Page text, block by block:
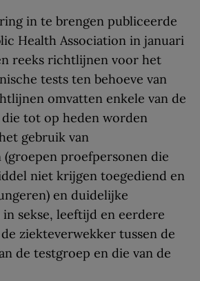
in te brengen publiceerde
Health Association in januari
reeks richtlijnen voor het
tests ten behoeve van
omvatten enkele van de
tot op heden worden
gebruik van
proefpersonen die
niet krijgen toegediend en
en duidelijke
sekse, leeftijd en eerdere
ziekteverwekker tussen de
de testgroep en die van de